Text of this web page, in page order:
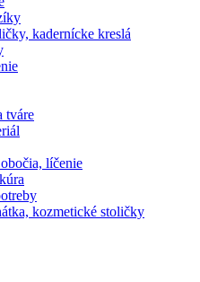
kadernícke kreslá
tváre
líčenie
kozmetické stoličky